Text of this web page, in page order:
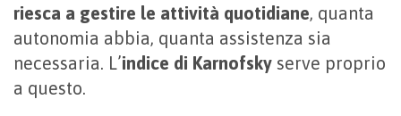
riesca a gestire le attività quotidiane, quanta
autonomia abbia, quanta assistenza sia
necessaria. L’indice di Karnofsky serve proprio
a questo.